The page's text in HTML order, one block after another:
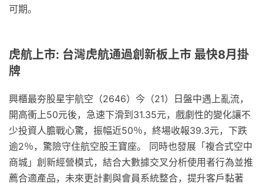
可期。
虎航上市: 台灣虎航通過創新板上市 最快8月掛
牌
興櫃最夯股星宇航空（2646）今（21）日盤中遇上亂流，
開高衝上50元後，急速下滑到31.35元，戲劇性的變化讓不
少投資人膽戰心驚，振幅近50％，終場收報39.3元，下跌
逾2％，驚險守住航空股王寶座。 同時也發展「複合式空中
商城」創新經營模式，結合大數據交叉分析使用者行為並推
薦合適產品，未來更計劃與會員系統整合，提升客戶黏著